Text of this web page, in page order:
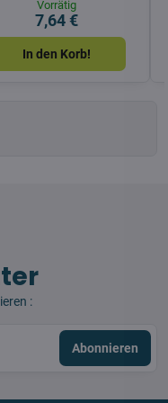
Vorrätig
7,64 €
In den Korb!
:
Abonnieren